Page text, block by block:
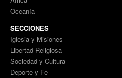
Oceanía
SECCIONES
Iglesia y Misiones
Libertad Religiosa
Sociedad y Cultura
Deporte y Fe